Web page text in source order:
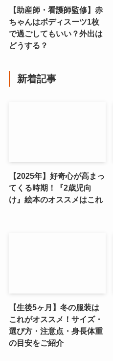
【助産師・看護師監修】赤
ちゃんはボディスーツ1枚
で過ごしてもいい？外出は
どうする？
新着記事
【2025年】好奇心が高まっ
てくる時期！『2歳児向
け』絵本のオススメはこれ
【生後5ヶ月】冬の服装は
これがオススメ！サイズ・
選び方・注意点・身長体重
の目安をご紹介